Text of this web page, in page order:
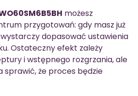
możesz
przygotowań: gdy masz już
dopasować ustawienia
Ostateczny efekt zależy
i wstępnego rozgrzania, ale
sprawić, że proces będzie